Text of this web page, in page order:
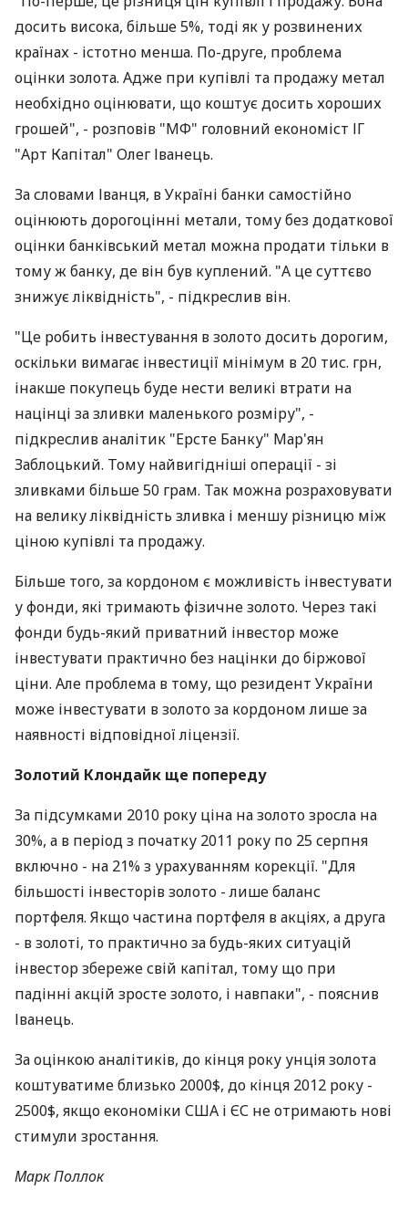
досить висока, більше 5%, тоді як у розвинених
країнах - істотно менша. По-друге, проблема
оцінки золота. Адже при купівлі та продажу метал
необхідно оцінювати, що коштує досить хороших
грошей", - розповів "МФ" головний економіст ІГ
"Арт Капітал" Олег Іванець.
За словами Іванця, в Україні банки самостійно
оцінюють дорогоцінні метали, тому без додаткової
оцінки банківський метал можна продати тільки в
тому ж банку, де він був куплений. "А це суттєво
знижує ліквідність", - підкреслив він.
"Це робить інвестування в золото досить дорогим,
оскільки вимагає інвестиції мінімум в 20 тис. грн,
інакше покупець буде нести великі втрати на
націнці за зливки маленького розміру", -
підкреслив аналітик "Ерсте Банку" Мар'ян
Заблоцький. Тому найвигідніші операції - зі
зливками більше 50 грам. Так можна розраховувати
на велику ліквідність зливка і меншу різницю між
ціною купівлі та продажу.
Більше того, за кордоном є можливість інвестувати
у фонди, які тримають фізичне золото. Через такі
фонди будь-який приватний інвестор може
інвестувати практично без націнки до біржової
ціни. Але проблема в тому, що резидент України
може інвестувати в золото за кордоном лише за
наявності відповідної ліцензії.
Золотий Клондайк ще попереду
За підсумками 2010 року ціна на золото зросла на
30%, а в період з початку 2011 року по 25 серпня
включно - на 21% з урахуванням корекції. "Для
більшості інвесторів золото - лише баланс
портфеля. Якщо частина портфеля в акціях, а друга
- в золоті, то практично за будь-яких ситуацій
інвестор збереже свій капітал, тому що при
падінні акцій зросте золото, і навпаки", - пояснив
Іванець.
За оцінкою аналітиків, до кінця року унція золота
коштуватиме близько 2000$, до кінця 2012 року -
2500$, якщо економіки США і ЄС не отримають нові
стимули зростання.
Марк Поллок